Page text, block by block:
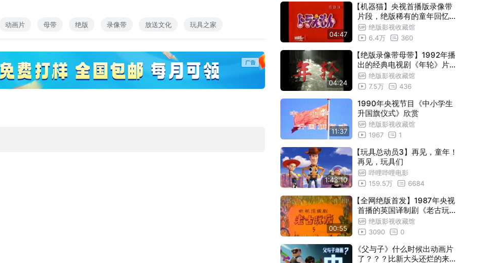
动画片 母带 绝版 录像带 放送文化 玩具之家
央视首播片段欣赏，重温最老最经典的版
本。
【录像带】动画片猫和老鼠1992年绝版
央视首播片段欣赏，重温最老最经典的版
本。
01:09
【录像带】动画片猫和老鼠1992年绝版
央视首播片段欣赏，重温最老最经典的
版本。
动画片猫和老鼠1993年绝版央视首播录
像带片段欣赏，重温最老最经典的版本。
【录像带】动画片猫和老鼠1993年绝版
央视首播片段欣赏，重温最老最经典的版
01:21
【录像带】动画片猫和老鼠1993年绝版
央视首播片段欣赏，重温最老最经典的版
本，该集片头不显示字幕。
【录像带】动画片猫和老鼠1992年绝版
央视首播片段欣赏，重温最老最经典的
版本。
00:50
【绝版录像带】1992年动画片《猫和老
鼠》央视首播后广告片段欣赏，重温最
老最经典的版本。
04:47
【机器猫】央视首播版录像带
片段，绝版稀有的童年回忆！
！ 绝版影视收藏馆
6.4万
360
04:24
【绝版录像带母带】1992年播
出的经典电视剧《年轮》片头
曲欣赏，高清晰母带画质，非
录制带可比拟，全集已收藏
绝版影视收藏馆
7.5万
436
11:37
1990年央视节目《中小学生
升国旗仪式》欣赏
绝版影视收藏馆
1967
1
1:43:10
【玩具总动员3】再见，童年！
再见，玩具们
哔哩哔哩电影
159.5万
6684
00:55
【全网绝版首发】1987年央视
首播的英国译制剧《老古玩店
》录像带母带片段欣赏，童年
回忆完整再现。
绝版影视收藏馆
3090
0
《父与子》什么时候出动画片
了？？？比新大头还烂的来了